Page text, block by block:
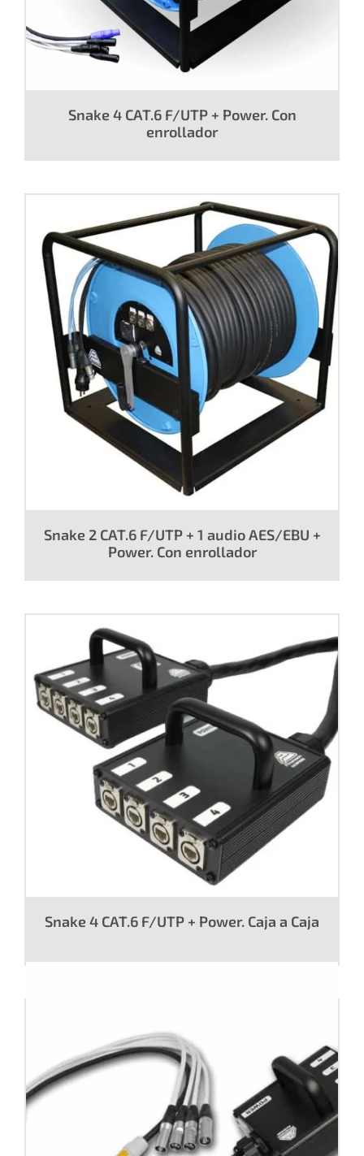
Snake 4 CAT.6 F/UTP + Power. Con
enrollador
Snake 2 CAT.6 F/UTP + 1 audio AES/EBU +
Power. Con enrollador
Snake 4 CAT.6 F/UTP + Power. Caja a Caja